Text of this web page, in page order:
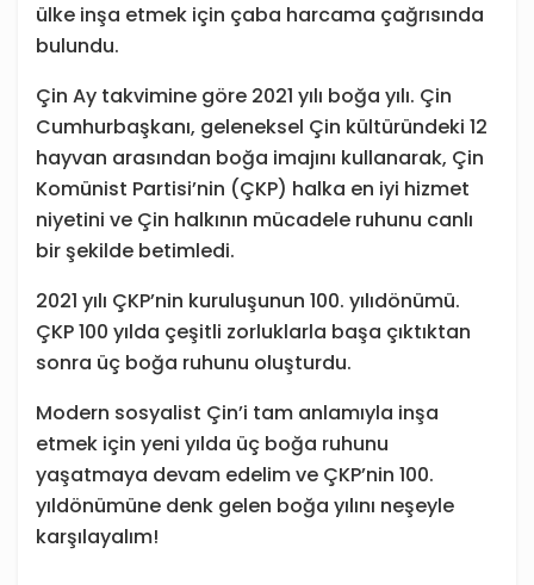
ülke inşa etmek için çaba harcama çağrısında
bulundu.
Çin Ay takvimine göre 2021 yılı boğa yılı. Çin
Cumhurbaşkanı, geleneksel Çin kültüründeki 12
hayvan arasından boğa imajını kullanarak, Çin
Komünist Partisi’nin (ÇKP) halka en iyi hizmet
niyetini ve Çin halkının mücadele ruhunu canlı
bir şekilde betimledi.
2021 yılı ÇKP’nin kuruluşunun 100. yılıdönümü.
ÇKP 100 yılda çeşitli zorluklarla başa çıktıktan
sonra üç boğa ruhunu oluşturdu.
Modern sosyalist Çin’i tam anlamıyla inşa
etmek için yeni yılda üç boğa ruhunu
yaşatmaya devam edelim ve ÇKP’nin 100.
yıldönümüne denk gelen boğa yılını neşeyle
karşılayalım!